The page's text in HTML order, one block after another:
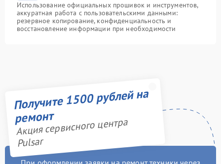
Использование официальных прошивок и инструментов,
аккуратная работа с пользовательскими данными:
резервное копирование, конфиденциальность и
восстановление информации при необходимости
Получите 1500 рублей на
ремонт
Акция сервисного центра
Pulsar